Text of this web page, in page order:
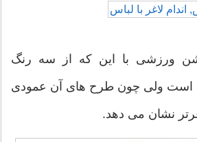
ورزشی با این که از سه رنگ
است ولی چون طرح های آن عمودی
نشان می دهد.